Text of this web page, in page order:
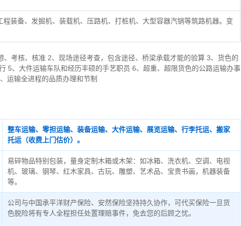
装备、发掘机、装载机、压路机、打桩机、大型容器汽锅等筑路机器。变
考核、核准 2、现场途径考查，包含途径、桥梁承载才能的验算 3、货色的
5、大件运输车队和经历丰硕的手艺职员 6、超重、超限货色的公路运输办事
运输全进程的品质办理和节制
整车运输、零担运输、装备运输、大件运输、展览运输、行李托运、搬家
托运（收费上门估价）。
易碎物品特别包装，量身定制木箱或木架：如冰箱、洗衣机、空调、电视
机、玻璃、钢琴、红木家具、古玩、雕塑、艺术品、宝贵书画，机器装备
等。
公司与中国承平洋财产保险、安然保险坚持持久协作，可代买保险一旦货
色脱险将有专人全程担任处置理赔事件，免去您的后顾之忧。